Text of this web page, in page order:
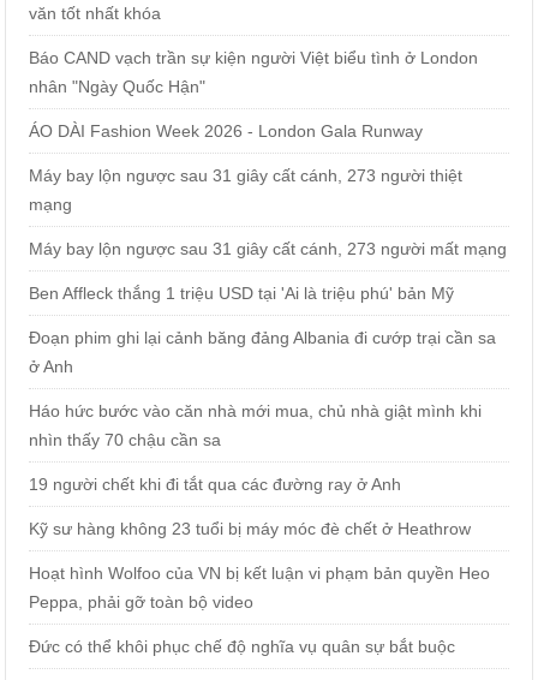
văn tốt nhất khóa
Báo CAND vạch trần sự kiện người Việt biểu tình ở London
nhân "Ngày Quốc Hận"
ÁO DÀI Fashion Week 2026 - London Gala Runway
Máy bay lộn ngược sau 31 giây cất cánh, 273 người thiệt
mạng
Máy bay lộn ngược sau 31 giây cất cánh, 273 người mất mạng
Ben Affleck thắng 1 triệu USD tại 'Ai là triệu phú' bản Mỹ
Đoạn phim ghi lại cảnh băng đảng Albania đi cướp trại cần sa
ở Anh
Háo hức bước vào căn nhà mới mua, chủ nhà giật mình khi
nhìn thấy 70 chậu cần sa
19 người chết khi đi tắt qua các đường ray ở Anh
Kỹ sư hàng không 23 tuổi bị máy móc đè chết ở Heathrow
Hoạt hình Wolfoo của VN bị kết luận vi phạm bản quyền Heo
Peppa, phải gỡ toàn bộ video
Đức có thể khôi phục chế độ nghĩa vụ quân sự bắt buộc